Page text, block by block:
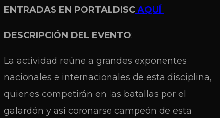
ENTRADAS EN PORTALDISC AQUÍ
DESCRIPCIÓN DEL EVENTO:
La actividad reúne a grandes exponentes
nacionales e internacionales de esta disciplina,
quienes competirán en las batallas por el
galardón y así coronarse campeón de esta